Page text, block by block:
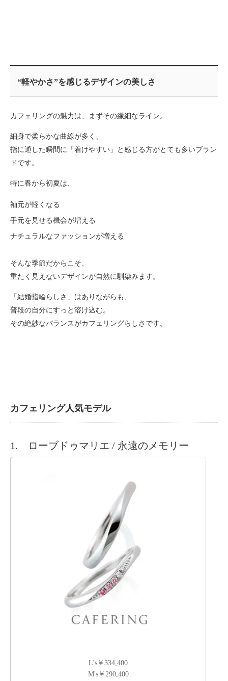
“軽やかさ”を感じるデザインの美しさ
カフェリングの魅力は、まずその繊細なライン。
細身で柔らかな曲線が多く、
指に通した瞬間に「着けやすい」と感じる方がとても多いブラン
ドです。
特に春から初夏は、
袖元が軽くなる
手元を見せる機会が増える
ナチュラルなファッションが増える
そんな季節だからこそ、
重たく見えないデザインが自然に馴染みます。
「結婚指輪らしさ」はありながらも、
普段の自分にすっと溶け込む。
その絶妙なバランスがカフェリングらしさです。
カフェリング人気モデル
1. ローブドゥマリエ / 永遠のメモリー
L's￥334,400
M's￥290,400